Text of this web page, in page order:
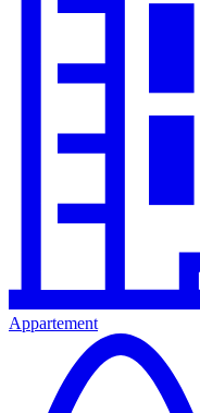
Appartement